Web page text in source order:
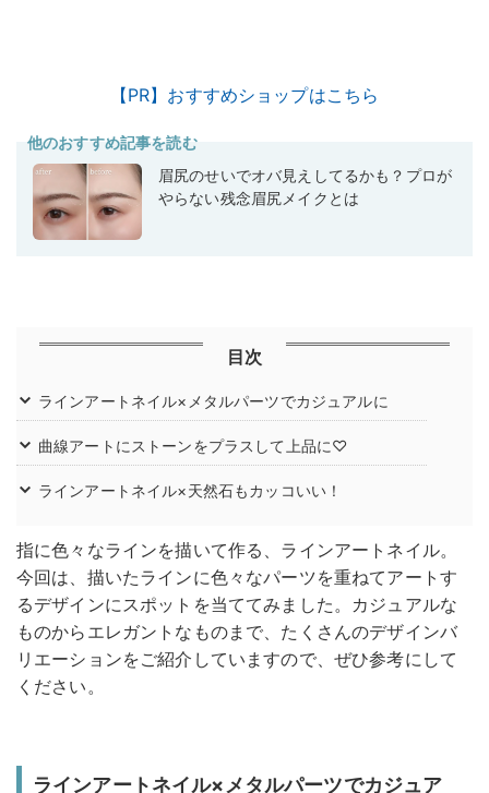
【PR】おすすめショップはこちら
他のおすすめ記事を読む
眉尻のせいでオバ見えしてるかも？プロが
やらない残念眉尻メイクとは
目次
ラインアートネイル×メタルパーツでカジュアルに
曲線アートにストーンをプラスして上品に♡
ラインアートネイル×天然石もカッコいい！
指に色々なラインを描いて作る、ラインアートネイル。
今回は、描いたラインに色々なパーツを重ねてアートす
るデザインにスポットを当ててみました。カジュアルな
ものからエレガントなものまで、たくさんのデザインバ
リエーションをご紹介していますので、ぜひ参考にして
ください。
ラインアートネイル×メタルパーツでカジュア